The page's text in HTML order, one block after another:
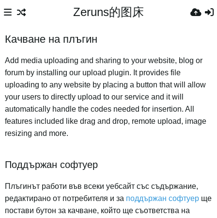
Zeruns的图床
Качване на плъгин
Add media uploading and sharing to your website, blog or
forum by installing our upload plugin. It provides file
uploading to any website by placing a button that will allow
your users to directly upload to our service and it will
automatically handle the codes needed for insertion. All
features included like drag and drop, remote upload, image
resizing and more.
Поддържан софтуер
Плъгинът работи във всеки уебсайт със съдържание,
редактирано от потребителя и за поддържан софтуер ще
постави бутон за качване, който ще съответства на